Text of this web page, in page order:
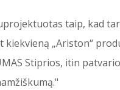
taip, kad
kiekvieną „Ariston“
Stiprios, itin